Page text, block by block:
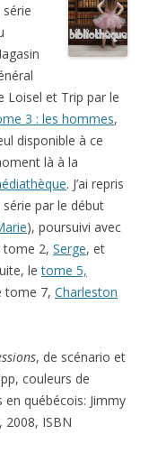
série
Loisel et Trip par le
3 : les hommes,
disponible à ce
là à la
. J’ai repris
série par le début
), poursuivi avec
tome 2, Serge, et
letome 5,
tome 7, Charleston
, de scénario et
couleurs de
québécois: Jimmy
2008, ISBN